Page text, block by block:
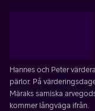
Hannes och Peter
pärlor. På
Märaks samiska
kommer långväga ifrån.